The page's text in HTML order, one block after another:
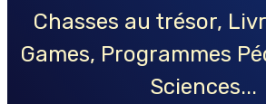
Chasses au trésor,
Games, Programmes
Sciences...